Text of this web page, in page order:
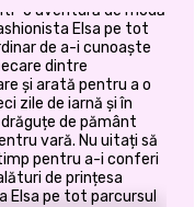
o aventură de modă
Elsa pe tot
de a-i cunoaște
dintre
și arată pentru a o
zile de iarnă și în
de pământ
vară. Nu uitați să
pentru a-i conferi
de prințesa
Elsa pe tot parcursul